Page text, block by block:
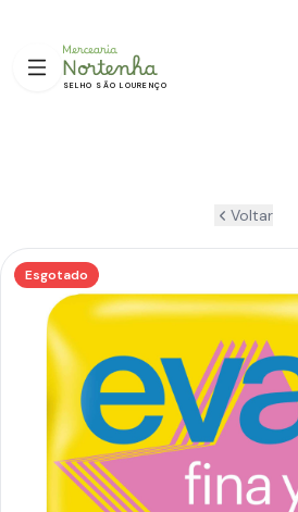
SELHO SÃO LOURENÇO
Voltar
Esgotado